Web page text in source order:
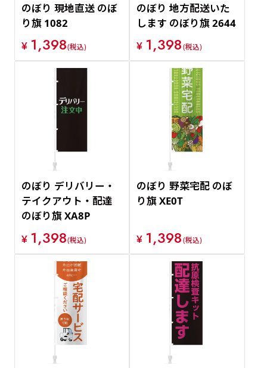
のぼり 現地直送 のぼ
り旗 1082
¥ 1,398(税込)
のぼり 地方配送いた
します のぼり旗 2644
¥ 1,398(税込)
のぼり デリバリー・
テイクアウト・配達
のぼり旗 XA8P
¥ 1,398(税込)
のぼり 野菜宅配 のぼ
り旗 XE0T
¥ 1,398(税込)